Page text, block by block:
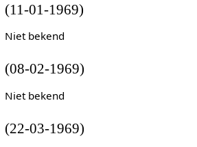
(11-01-1969)
Niet bekend
(08-02-1969)
Niet bekend
(22-03-1969)